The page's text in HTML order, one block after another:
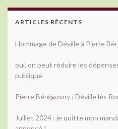
ARTICLES RÉCENTS
Hommage de Déville à Pierre
oui, on peut réduire les
publique
Pierre Bérégovoy : Déville lès
Juillet 2024 : je quitte mon